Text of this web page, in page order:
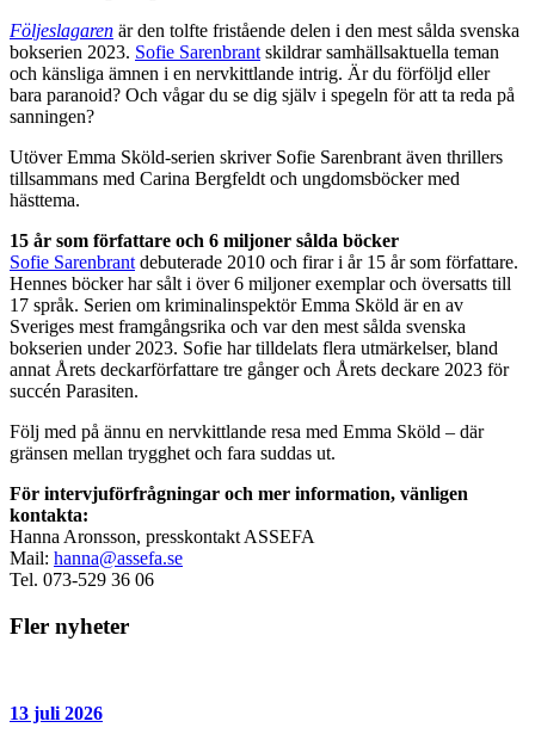
Följeslagaren är den tolfte fristående delen i den mest sålda svenska
bokserien 2023. Sofie Sarenbrantskildrar samhällsaktuella teman
och känsliga ämnen i en nervkittlande intrig. Är du förföljd eller
bara paranoid? Och vågar du se dig själv i spegeln för att ta reda på
sanningen?
Utöver Emma Sköld-serien skriver Sofie Sarenbrant även thrillers
tillsammans med Carina Bergfeldt och ungdomsböcker med
hästtema.
15 år som författare och 6 miljoner sålda böcker
Sofie Sarenbrantdebuterade 2010 och firar i år 15 år som författare.
Hennes böcker har sålt i över 6 miljoner exemplar och översatts till
17 språk. Serien om kriminalinspektör Emma Sköld är en av
Sveriges mest framgångsrika och var den mest sålda svenska
bokserien under 2023. Sofie har tilldelats flera utmärkelser, bland
annat Årets deckarförfattare tre gånger och Årets deckare 2023 för
succén Parasiten.
Följ med på ännu en nervkittlande resa med Emma Sköld – där
gränsen mellan trygghet och fara suddas ut.
För intervjuförfrågningar och mer information, vänligen
kontakta:
Hanna Aronsson, presskontakt ASSEFA
Mail: hanna@assefa.se
Tel. 073-529 36 06
Fler nyheter
13 juli 2026